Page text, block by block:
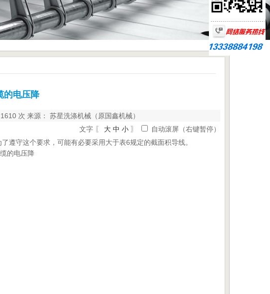
的电压降
次 来源： 苏星洗涤机械（原国鑫机械）
文字 〖 大 中 小 〗
自动滚屏（右键暂停）
遵守这个要求，可能有必要采用大于表6规定的截面积导线。